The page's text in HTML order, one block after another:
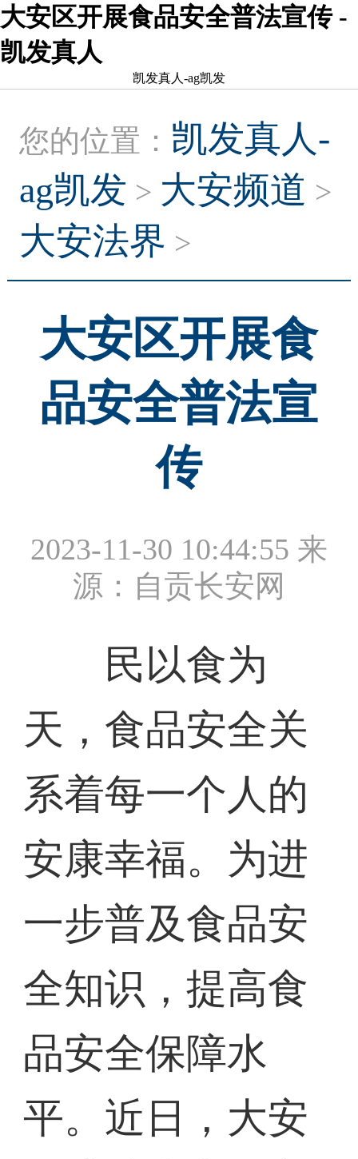
大安区开展食品安全普法宣传 -
凯发真人
凯发真人-ag凯发
您的位置： 凯发真人-
ag凯发 > 大安频道 >
大安法界 >
大安区开展食
品安全普法宣
传
2023-11-30 10:44:55 来
源：自贡长安网
民以食为
天，食品安全关
系着每一个人的
安康幸福。为进
一步普及食品安
全知识，提高食
品安全保障水
平。近日，大安